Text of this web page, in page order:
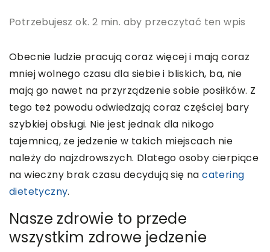
Potrzebujesz ok. 2 min. aby przeczytać ten wpis
Obecnie ludzie pracują coraz więcej i mają coraz
mniej wolnego czasu dla siebie i bliskich, ba, nie
mają go nawet na przyrządzenie sobie posiłków. Z
tego też powodu odwiedzają coraz częściej bary
szybkiej obsługi. Nie jest jednak dla nikogo
tajemnicą, że jedzenie w takich miejscach nie
należy do najzdrowszych. Dlatego osoby cierpiące
na wieczny brak czasu decydują się nacatering
dietetyczny.
Nasze zdrowie to przede
wszystkim zdrowe jedzenie